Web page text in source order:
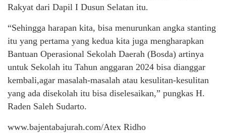
Rakyat dari Dapil I Dusun Selatan itu.
“Sehingga harapan kita, bisa menurunkan angka stanting
itu yang pertama yang kedua kita juga mengharapkan
Bantuan Operasional Sekolah Daerah (Bosda) artinya
untuk Sekolah itu Tahun anggaran 2024 bisa dianggar
kembali,agar masalah-masalah atau kesulitan-kesulitan
yang ada disekolah itu bisa diselesaikan,” pungkas H.
Raden Saleh Sudarto.
www.bajentabajurah.com/Atex Ridho